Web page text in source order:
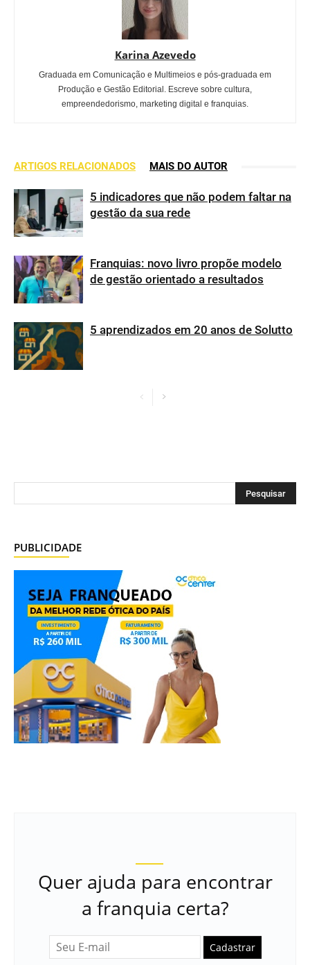
Karina Azevedo
Graduada em Comunicação e Multimeios e pós-graduada em
Produção e Gestão Editorial. Escreve sobre cultura,
empreendedorismo, marketing digital e franquias.
ARTIGOS RELACIONADOS MAIS DO AUTOR
5 indicadores que não podem faltar na
gestão da sua rede
Franquias: novo livro propõe modelo
de gestão orientado a resultados
5 aprendizados em 20 anos de Solutto
PUBLICIDADE
Quer ajuda para encontrar
a franquia certa?
Cadastrar